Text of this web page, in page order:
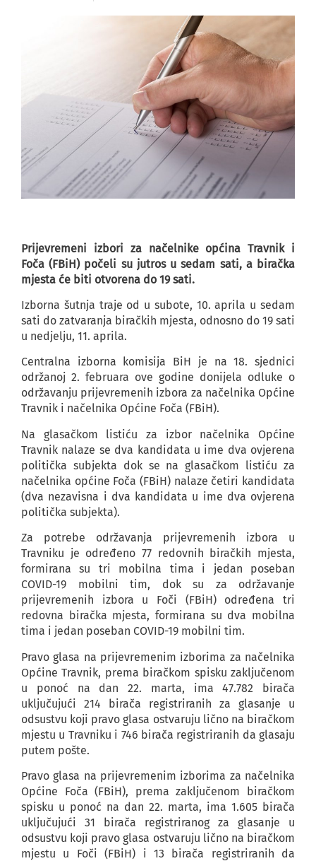
Prijevremeni izbori za načelnike općina Travnik i
Foča (FBiH) počeli su jutros u sedam sati, a biračka
mjesta će biti otvorena do 19 sati.
Izborna šutnja traje od u subote, 10. aprila u sedam
sati do zatvaranja biračkih mjesta, odnosno do 19 sati
u nedjelju, 11. aprila.
Centralna izborna komisija BiH je na 18. sjednici
održanoj 2. februara ove godine donijela odluke o
održavanju prijevremenih izbora za načelnika Općine
Travnik i načelnika Općine Foča (FBiH).
Na glasačkom listiću za izbor načelnika Općine
Travnik nalaze se dva kandidata u ime dva ovjerena
politička subjekta dok se na glasačkom listiću za
načelnika općine Foča (FBiH) nalaze četiri kandidata
(dva nezavisna i dva kandidata u ime dva ovjerena
politička subjekta).
Za potrebe održavanja prijevremenih izbora u
Travniku je određeno 77 redovnih biračkih mjesta,
formirana su tri mobilna tima i jedan poseban
COVID-19 mobilni tim, dok su za održavanje
prijevremenih izbora u Foči (FBiH) određena tri
redovna biračka mjesta, formirana su dva mobilna
tima i jedan poseban COVID-19 mobilni tim.
Pravo glasa na prijevremenim izborima za načelnika
Općine Travnik, prema biračkom spisku zaključenom
u ponoć na dan 22. marta, ima 47.782 birača
uključujući 214 birača registriranih za glasanje u
odsustvu koji pravo glasa ostvaruju lično na biračkom
mjestu u Travniku i 746 birača registriranih da glasaju
putem pošte.
Pravo glasa na prijevremenim izborima za načelnika
Općine Foča (FBiH), prema zaključenom biračkom
spisku u ponoć na dan 22. marta, ima 1.605 birača
uključujući 31 birača registriranog za glasanje u
odsustvu koji pravo glasa ostvaruju lično na biračkom
mjestu u Foči (FBiH) i 13 birača registriranih da